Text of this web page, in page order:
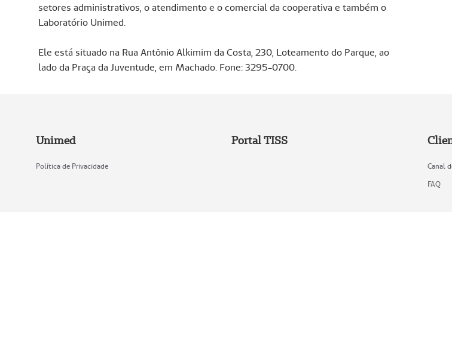
setores administrativos, o atendimento e o comercial da cooperativa e também o
Laboratório Unimed.
Ele está situado na Rua Antônio Alkimim da Costa, 230, Loteamento do Parque, ao
lado da Praça da Juventude, em Machado. Fone: 3295-0700.
Unimed
Política de Privacidade
Portal TISS
Canal
FAQ